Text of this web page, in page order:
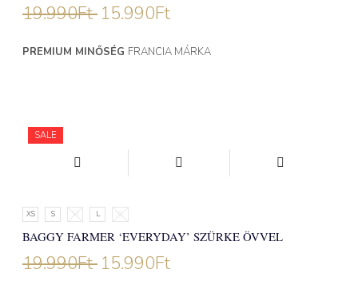
19.990Ft 15.990Ft
PREMIUM MINŐSÉG FRANCIA MÁRKA
NEW
SALE
XS S M L XL
BAGGY FARMER ‘EVERYDAY’ SZÜRKE ÖVVEL
19.990Ft 15.990Ft